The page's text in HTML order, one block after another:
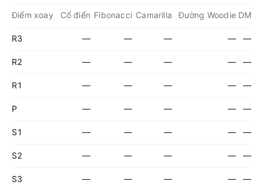
Điểm xoay Cổ điển Fibonacci Camarilla Đường Woodie DM
R3 — — — — —
R2 — — — — —
R1 — — — — —
P — — — — —
S1 — — — — —
S2 — — — — —
S3 — — — — —